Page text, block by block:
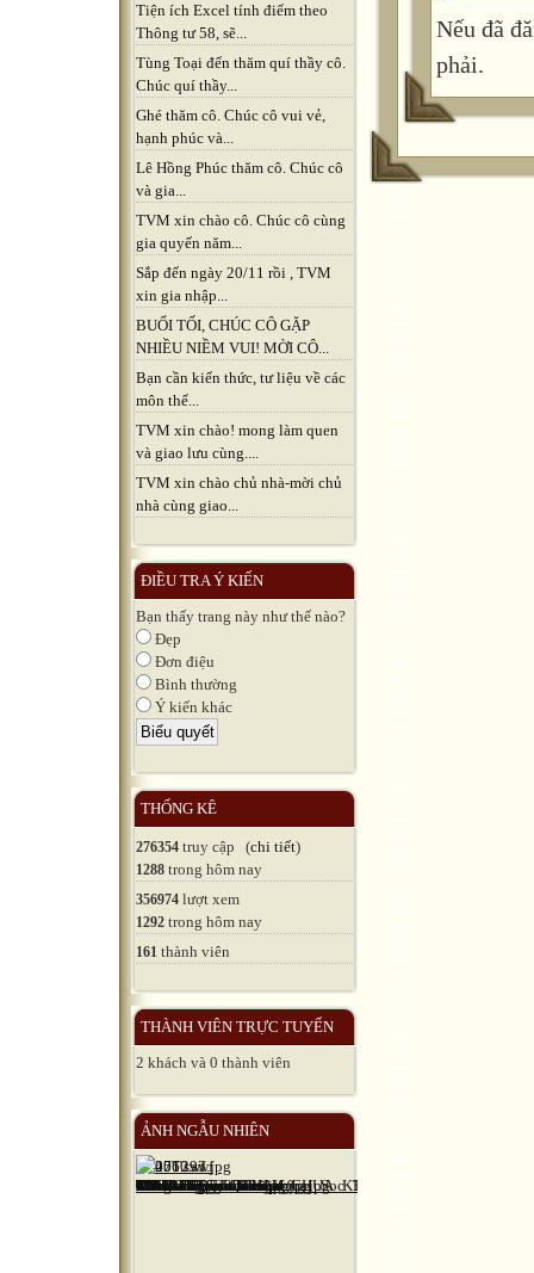
Tiện ích Excel tính điểm theo
Thông tư 58, sẽ...
Tùng Toại đến thăm quí thầy cô.
Chúc quí thầy...
Ghé thăm cô. Chúc cô vui vẻ,
hạnh phúc và...
Lê Hồng Phúc thăm cô. Chúc cô
và gia...
TVM xin chào cô. Chúc cô cùng
gia quyến năm...
Sắp đến ngày 20/11 rồi , TVM
xin gia nhập...
BUỔI TỐI, CHÚC CÔ GẶP
NHIỀU NIỀM VUI! MỜI CÔ...
Bạn cần kiến thức, tư liệu về các
môn thể...
TVM xin chào! mong làm quen
và giao lưu cùng....
TVM xin chào chủ nhà-mời chủ
nhà cùng giao...
ĐIỀU TRA Ý KIẾN
Bạn thấy trang này như thế nào?
Đẹp
Đơn điệu
Bình thường
Ý kiến khác
THỐNG KÊ
276354 truy cập (chi tiết)
1288 trong hôm nay
356974 lượt xem
1292 trong hôm nay
161 thành viên
THÀNH VIÊN TRỰC TUYẾN
2 khách và 0 thành viên
ẢNH NGẪU NHIÊN
Nếu đã
phải.